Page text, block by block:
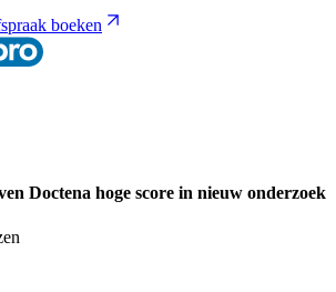
boeken
Doctena hoge score in nieuw onderzoek